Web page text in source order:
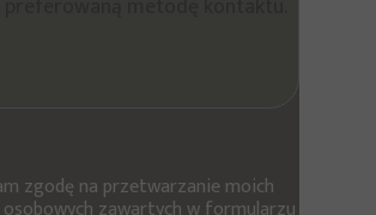
zgodę na przetwarzanie moich